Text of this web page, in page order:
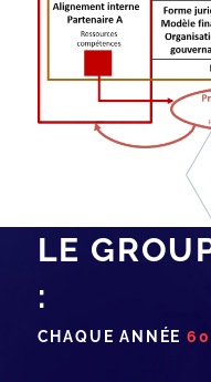
LE
:
CHAQUE ANNÉE 60